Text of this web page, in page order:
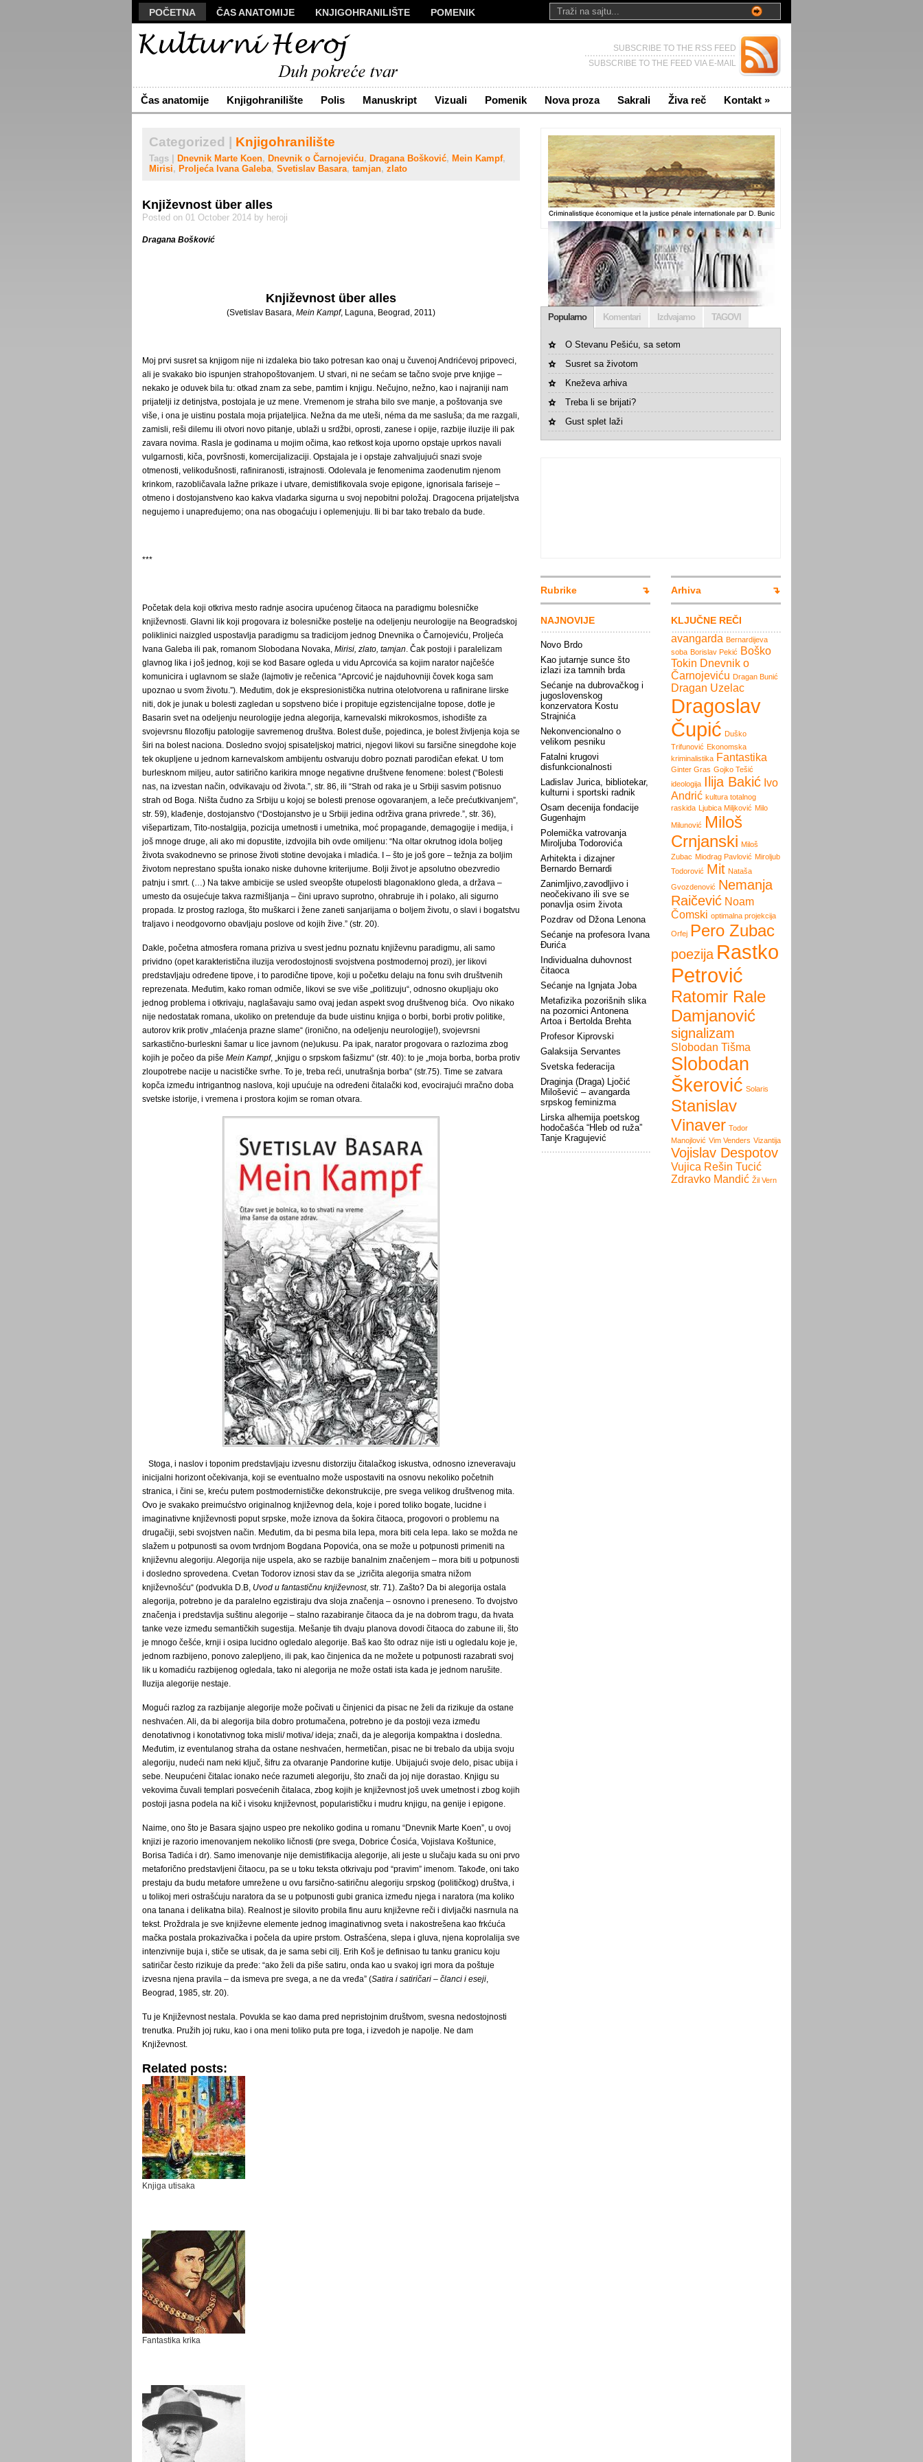
POČETNA ČAS ANATOMIJE KNJIGOHRANILIŠTE
POMENIK
MANUSKRIPT
VIZUALI
ARHIVA
O NAMA ŽIVA REČ KONTAKT
SUBSCRIBE TO THE RSS FEED
SUBSCRIBE TO THE FEED VIA E-MAIL
Čas anatomije Knjigohranilište Polis Manuskript Vizuali Pomenik Nova proza Sakrali Živa reč Kontakt »
Categorized | Knjigohranilište
Tags | Dnevnik Marte Koen, Dnevnik o Čarnojeviću, Dragana Bošković, Mein Kampf,
Mirisi, Proljeća Ivana Galeba, Svetislav Basara, tamjan, zlato
Književnost über alles
Posted on 01 October 2014 by heroji
Dragana Bošković
Književnost über alles
(Svetislav Basara, Mein Kampf, Laguna, Beograd, 2011)
Moj prvi susret sa knjigom nije ni izdaleka bio tako potresan kao onaj u čuvenoj Andrićevoj pripoveci,
ali je svakako bio ispunjen strahopoštovanjem. U stvari, ni ne sećam se tačno svoje prve knjige –
nekako je oduvek bila tu: otkad znam za sebe, pamtim i knjigu. Nečujno, nežno, kao i najraniji nam
prijatelji iz detinjstva, postojala je uz mene. Vremenom je straha bilo sve manje, a poštovanja sve
više, i ona je uistinu postala moja prijateljica. Nežna da me uteši, néma da me sasluša; da me razgali,
zamisli, reši dilemu ili otvori novo pitanje, ublaži u srdžbi, oprosti, zanese i opije, razbije iluzije ili pak
zavara novima. Rasla je godinama u mojim očima, kao retkost koja uporno opstaje uprkos navali
vulgarnosti, kiča, površnosti, komercijalizaciji. Opstajala je i opstaje zahvaljujući snazi svoje
otmenosti, velikodušnosti, rafiniranosti, istrajnosti. Odolevala je fenomenima zaodenutim njenom
krinkom, razobličavala lažne prikaze i utvare, demistifikovala svoje epigone, ignorisala fariseje –
otmeno i dostojanstveno kao kakva vladarka sigurna u svoj nepobitni položaj. Dragocena prijateljstva
negujemo i unapređujemo; ona nas obogaćuju i oplemenjuju. Ili bi bar tako trebalo da bude.
***
Početak dela koji otkriva mesto radnje asocira upućenog čitaoca na paradigmu bolesničke
književnosti. Glavni lik koji progovara iz bolesničke postelje na odeljenju neurologije na Beogradskoj
poliklinici naizgled uspostavlja paradigmu sa tradicijom jednog Dnevnika o Čarnojeviću, Proljeća
Ivana Galeba ili pak, romanom Slobodana Novaka, Mirisi, zlato, tamjan. Čak postoji i paralelizam
glavnog lika i još jednog, koji se kod Basare ogleda u vidu Aprcovića sa kojim narator najčešće
komunicira i uglavnom se slaže (lajmotiv je rečenica “Aprcović je najduhovniji čovek koga sam
upoznao u svom životu.”). Međutim, dok je ekspresionistička nutrina otelotvorena u rafinirane lirske
niti, dok je junak u bolesti zagledan u sopstveno biće i propituje egzistencijalne topose, dotle je
Basarin svet na odeljenju neurologije jedna alegorija, karnevalski mikrokosmos, ishodište za
svojevrsnu filozofiju patologije savremenog društva. Bolest duše, pojedinca, je bolest življenja koja se
širi na bolest naciona. Dosledno svojoj spisateljskoj matrici, njegovi likovi su farsične sinegdohe koje
tek okupljene u jednom karnevalskom ambijentu ostvaruju dobro poznati parodičan efekat. U tom
burlesknom miljeu, autor satirično karikira mnoge negativne društvene fenomene: bolest (“Bolesti
nas, na izvestan način, odvikavaju od života.”, str. 86, ili “Strah od raka je u Srbiji sasvim potisnuo
strah od Boga. Ništa čudno za Srbiju u kojoj se bolesti prenose ogovaranjem, a leče prećutkivanjem”,
str. 59), klađenje, dostojanstvo (“Dostojanstvo je u Srbiji jedina održiva grana privrede.”, str. 36),
višepartizam, Tito-nostalgija, pozicija umetnosti i umetnika, moć propagande, demagogije i medija, i
još mnoge druge, ali ako mi dopustite, izdvojila bih ovde omiljenu: “Na oltar okrutnog idola boljeg
života svakodnevno se prinose životi stotine devojaka i mladića. I – što je još gore – težnja za boljim
životom neprestano spušta ionako niske duhovne kriterijume. Bolji život je apsolutno obezvredio
patnju i smrt. (…) Na takve ambicije se usled sveopšte otupelosti blagonaklono gleda, a država –
umesto da osujećuje takva razmišljanja – čini upravo suprotno, ohrabruje ih i polako, ali sigurno
propada. Iz prostog razloga, što muškarci i žene zaneti sanjarijama o boljem životu, o slavi i bogatstvu
traljavo i neodgovorno obavljaju poslove od kojih žive.” (str. 20).
Dakle, početna atmosfera romana priziva u svest jednu poznatu književnu paradigmu, ali samo
prividno (opet karakteristična iluzija verodostojnosti svojstvena postmodernoj prozi), jer likovi
predstavljaju određene tipove, i to parodične tipove, koji u početku delaju na fonu svih društvenih
reprezenata. Međutim, kako roman odmiče, likovi se sve više „politizuju“, odnosno okupljaju oko
jednog problema i otkrivaju, naglašavaju samo ovaj jedan aspekt svog društvenog bića. Ovo nikako
nije nedostatak romana, ukoliko on pretenduje da bude uistinu knjiga o borbi, borbi protiv politike,
autorov krik protiv „mlaćenja prazne slame“ (ironično, na odeljenju neurologije!), svojevrsni
sarkastično-burleskni šamar u lice javnom (ne)ukusu. Pa ipak, narator progovara o razlozima zbog
kojih je počeo da piše Mein Kampf, „knjigu o srpskom fašizmu“ (str. 40): to je „moja borba, borba protiv
zloupotrebe nacije u nacističke svrhe. To je, treba reći, unutrašnja borba“ (str.75). Time se zatvara
kopča između intrigantnog naslova, koji upućuje na određeni čitalački kod, evocirajući mračno doba
svetske istorije, i vremena i prostora kojim se roman otvara.
Stoga, i naslov i toponim predstavljaju izvesnu distorziju čitalačkog iskustva, odnosno izneveravaju
inicijalni horizont očekivanja, koji se eventualno može uspostaviti na osnovu nekoliko početnih
stranica, i čini se, kreću putem postmodernističke dekonstrukcije, pre svega velikog društvenog mita.
Ovo je svakako preimućstvo originalnog književnog dela, koje i pored toliko bogate, lucidne i
imaginativne književnosti poput srpske, može iznova da šokira čitaoca, progovori o problemu na
drugačiji, sebi svojstven način. Međutim, da bi pesma bila lepa, mora biti cela lepa. Iako se možda ne
slažem u potpunosti sa ovom tvrdnjom Bogdana Popovića, ona se može u potpunosti primeniti na
književnu alegoriju. Alegorija nije uspela, ako se razbije banalnim značenjem – mora biti u potpunosti
i dosledno sprovedena. Cvetan Todorov iznosi stav da se „izričita alegorija smatra nižom
književnošću“ (podvukla D.B, Uvod u fantastičnu književnost, str. 71). Zašto? Da bi alegorija ostala
alegorija, potrebno je da paralelno egzistiraju dva sloja značenja – osnovno i preneseno. To dvojstvo
značenja i predstavlja suštinu alegorije – stalno razabiranje čitaoca da je na dobrom tragu, da hvata
tanke veze između semantičkih sugestija. Mešanje tih dvaju planova dovodi čitaoca do zabune ili, što
je mnogo češće, krnji i osipa lucidno ogledalo alegorije. Baš kao što odraz nije isti u ogledalu koje je,
jednom razbijeno, ponovo zalepljeno, ili pak, kao činjenica da ne možete u potpunosti razabrati svoj
lik u komadiću razbijenog ogledala, tako ni alegorija ne može ostati ista kada je jednom narušite.
Iluzija alegorije nestaje.
Mogući razlog za razbijanje alegorije može počivati u činjenici da pisac ne želi da rizikuje da ostane
neshvaćen. Ali, da bi alegorija bila dobro protumačena, potrebno je da postoji veza između
denotativnog i konotativnog toka misli/ motiva/ ideja; znači, da je alegorija kompaktna i dosledna.
Međutim, iz eventulanog straha da ostane neshvaćen, hermetičan, pisac ne bi trebalo da ubija svoju
alegoriju, nudeći nam neki ključ, šifru za otvaranje Pandorine kutije. Ubijajući svoje delo, pisac ubija i
sebe. Neupućeni čitalac ionako neće razumeti alegoriju, što znači da joj nije dorastao. Knjigu su
vekovima čuvali templari posvećenih čitalaca, zbog kojih je književnost još uvek umetnost i zbog kojih
postoji jasna podela na kič i visoku književnost, popularističku i mudru knjigu, na genije i epigone.
Naime, ono što je Basara sjajno uspeo pre nekoliko godina u romanu “Dnevnik Marte Koen”, u ovoj
knjizi je razorio imenovanjem nekoliko ličnosti (pre svega, Dobrice Ćosića, Vojislava Koštunice,
Borisa Tadića i dr). Samo imenovanje nije demistifikacija alegorije, ali jeste u slučaju kada su oni prvo
metaforično predstavljeni čitaocu, pa se u toku teksta otkrivaju pod “pravim” imenom. Takođe, oni tako
prestaju da budu metafore umrežene u ovu farsično-satiričnu alegoriju srpskog (političkog) društva, i
u tolikoj meri ostrašćuju naratora da se u potpunosti gubi granica između njega i naratora (ma koliko
ona tanana i delikatna bila). Realnost je silovito probila finu auru književne reči i divljački nasrnula na
tekst. Proždrala je sve književne elemente jednog imaginativnog sveta i nakostrešena kao frkćuća
mačka postala prokazivačka i počela da upire prstom. Ostrašćena, slepa i gluva, njena koprolalija sve
intenzivnije buja i, stiče se utisak, da je sama sebi cilj. Erih Koš je definisao tu tanku granicu koju
satiričar često rizikuje da pređe: “ako želi da piše satiru, onda kao u svakoj igri mora da poštuje
izvesna njena pravila – da ismeva pre svega, a ne da vređa” (Satira i satiričari – članci i eseji,
Beograd, 1985, str. 20).
Tu je Književnost nestala. Povukla se kao dama pred nepristojnim društvom, svesna nedostojnosti
trenutka. Pružih joj ruku, kao i ona meni toliko puta pre toga, i izvedoh je napolje. Ne dam
Književnost.
Related posts:
Knjiga utisaka
Fantastika krika
Popularno Komentari Izdvajamo TAGOVI
O Stevanu Pešiću, sa setom
Susret sa životom
Kneževa arhiva
Treba li se brijati?
Gust splet laži
Rubrike
NAJNOVIJE
Novo Brdo
Kao jutarnje sunce što
izlazi iza tamnih brda
Sećanje na dubrovačkog i
jugoslovenskog
konzervatora Kostu
Strajnića
Nekonvencionalno o
velikom pesniku
Fatalni krugovi
disfunkcionalnosti
Ladislav Jurica, bibliotekar,
kulturni i sportski radnik
Osam decenija fondacije
Gugenhajm
Polemička vatrovanja
Miroljuba Todorovića
Arhitekta i dizajner
Bernardo Bernardi
Zanimljivo,zavodljivo i
neočekivano ili sve se
ponavlja osim života
Pozdrav od Džona Lenona
Sećanje na profesora Ivana
Đurića
Individualna duhovnost
čitaoca
Sećanje na Ignjata Joba
Metafizika pozorišnih slika
na pozornici Antonena
Artoa i Bertolda Brehta
Profesor Kiprovski
Galaksija Servantes
Svetska federacija
Draginja (Draga) Ljočić
Milošević – avangarda
srpskog feminizma
Lirska alhemija poetskog
hodočašća “Hleb od ruža”
Tanje Kragujević
Arhiva
KLJUČNE REČI
avangarda Bernardijeva
soba Borislav Pekić Boško
Tokin Dnevnik o
Čarnojeviću Dragan Bunić
Dragan Uzelac
Dragoslav
Čupić Duško
Trifunović Ekonomska
kriminalistika Fantastika
Ginter Gras Gojko Tešić
ideologija Ilija Bakić Ivo
Andrić kultura totalnog
raskida Ljubica Miljković Milo
Milunović Miloš
Crnjanski Miloš
Zubac Miodrag Pavlović Miroljub
Todorović Mit Nataša
Gvozdenović Nemanja
Raičević Noam
Čomski optimalna projekcija
Orfej Pero Zubac
poezija Rastko
Petrović
Ratomir Rale
Damjanović
signalizam
Slobodan Tišma
Slobodan
Škerović Solaris
Stanislav
Vinaver Todor
Manojlović Vim Venders Vizantija
Vojislav Despotov
Vujica Rešin Tucić
Zdravko Mandić Žil Vern